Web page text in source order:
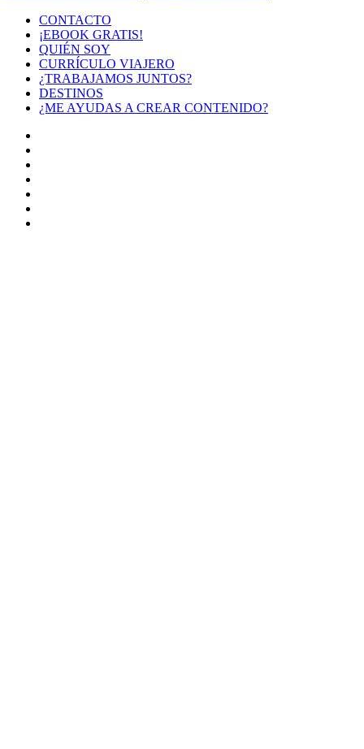
CONTACTO
¡EBOOK GRATIS!
QUIÉN SOY
CURRÍCULO VIAJERO
¿TRABAJAMOS JUNTOS?
DESTINOS
¿ME AYUDAS A CREAR CONTENIDO?